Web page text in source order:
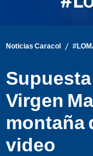
Noticias Caracol /
Virgen
montaña
video